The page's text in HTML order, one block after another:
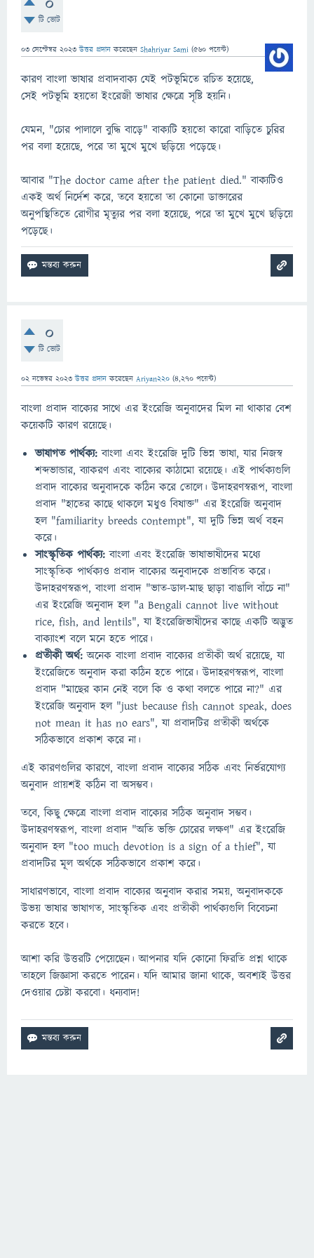
টি ভোট
03 সেপ্টেম্বর 2023 উত্তর প্রদান করেছেন Shahriyar Sami (560 পয়েন্ট)
কারণ বাংলা ভাষার প্রবাদবাক্য যেই পটভূমিতে রচিত হয়েছে,
সেই পটভূমি হয়তো ইংরেজী ভাষার ক্ষেত্রে সৃষ্টি হয়নি।
যেমন, "চোর পালালে বুদ্ধি বাড়ে" বাক্যটি হয়তো কারো বাড়িতে চুরির
পর বলা হয়েছে, পরে তা মুখে মুখে ছড়িয়ে পড়েছে।
আবার "The doctor came after the patient died." বাক্যটিও
একই অর্থ নির্দেশ করে, তবে হয়তো তা কোনো ডাক্তারের
অনুপস্থিতিতে রোগীর মৃত্যুর পর বলা হয়েছে, পরে তা মুখে মুখে ছড়িয়ে
পড়েছে।
0
টি ভোট
02 নভেম্বর 2023 উত্তর প্রদান করেছেন Ariyan220 (4,270 পয়েন্ট)
বাংলা প্রবাদ বাক্যের সাথে এর ইংরেজি অনুবাদের মিল না থাকার বেশ
কয়েকটি কারণ রয়েছে।
ভাষাগত পার্থক্য: বাংলা এবং ইংরেজি দুটি ভিন্ন ভাষা, যার নিজস্ব
শব্দভান্ডার, ব্যাকরণ এবং বাক্যের কাঠামো রয়েছে। এই পার্থক্যগুলি
প্রবাদ বাক্যের অনুবাদকে কঠিন করে তোলে। উদাহরণস্বরূপ, বাংলা
প্রবাদ "হাতের কাছে থাকলে মধুও বিষাক্ত" এর ইংরেজি অনুবাদ
হল "familiarity breeds contempt", যা দুটি ভিন্ন অর্থ বহন
করে।
সাংস্কৃতিক পার্থক্য: বাংলা এবং ইংরেজি ভাষাভাষীদের মধ্যে
সাংস্কৃতিক পার্থক্যও প্রবাদ বাক্যের অনুবাদকে প্রভাবিত করে।
উদাহরণস্বরূপ, বাংলা প্রবাদ "ভাত-ডাল-মাছ ছাড়া বাঙালি বাঁচে না"
এর ইংরেজি অনুবাদ হল "a Bengali cannot live without
rice, fish, and lentils", যা ইংরেজিভাষীদের কাছে একটি অদ্ভুত
বাক্যাংশ বলে মনে হতে পারে।
প্রতীকী অর্থ: অনেক বাংলা প্রবাদ বাক্যের প্রতীকী অর্থ রয়েছে, যা
ইংরেজিতে অনুবাদ করা কঠিন হতে পারে। উদাহরণস্বরূপ, বাংলা
প্রবাদ "মাছের কান নেই বলে কি ও কথা বলতে পারে না?" এর
ইংরেজি অনুবাদ হল "just because fish cannot speak, does
not mean it has no ears", যা প্রবাদটির প্রতীকী অর্থকে
সঠিকভাবে প্রকাশ করে না।
এই কারণগুলির কারণে, বাংলা প্রবাদ বাক্যের সঠিক এবং নির্ভরযোগ্য
অনুবাদ প্রায়শই কঠিন বা অসম্ভব।
তবে, কিছু ক্ষেত্রে বাংলা প্রবাদ বাক্যের সঠিক অনুবাদ সম্ভব।
উদাহরণস্বরূপ, বাংলা প্রবাদ "অতি ভক্তি চোরের লক্ষণ" এর ইংরেজি
অনুবাদ হল "too much devotion is a sign of a thief", যা
প্রবাদটির মূল অর্থকে সঠিকভাবে প্রকাশ করে।
সাধারণভাবে, বাংলা প্রবাদ বাক্যের অনুবাদ করার সময়, অনুবাদককে
উভয় ভাষার ভাষাগত, সাংস্কৃতিক এবং প্রতীকী পার্থক্যগুলি বিবেচনা
করতে হবে।
আশা করি উত্তরটি পেয়েছেন। আপনার যদি কোনো ফিরতি প্রশ্ন থাকে
তাহলে জিজ্ঞাসা করতে পারেন। যদি আমার জানা থাকে, অবশ্যই উত্তর
দেওয়ার চেষ্টা করবো। ধন্যবাদ!